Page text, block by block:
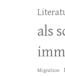
als
Migration